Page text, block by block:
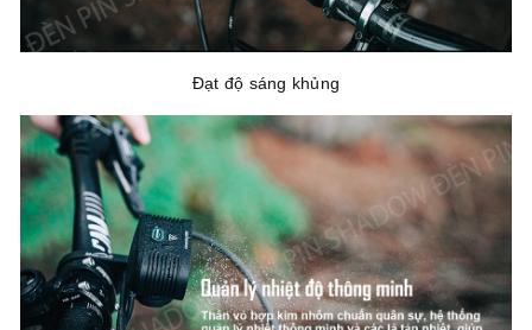
Đạt độ sáng khủng